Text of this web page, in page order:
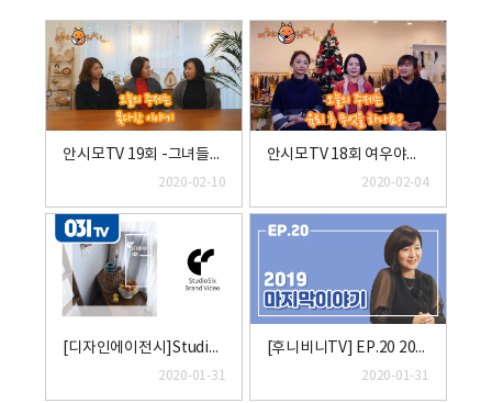
안시모TV 19회 -그녀들의 못다한 이야기(부제 : 신기있는 그녀들)
2020-02-10
안시모TV 18회 여우야뭐하니 원목접이식행거
2020-02-04
[디자인에이전시]StudioSix 브랜드영상
2020-01-31
[후니비니TV] EP.20 2019 마지막 이야기
2020-01-31